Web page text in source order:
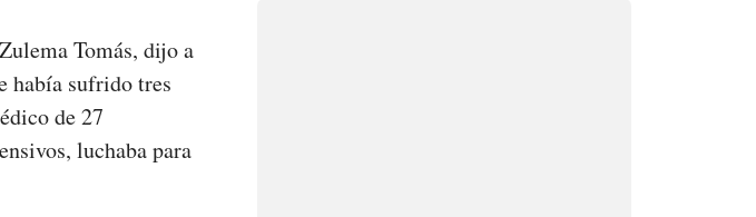
Tomás, dijo a
había sufrido tres
de 27
luchaba para